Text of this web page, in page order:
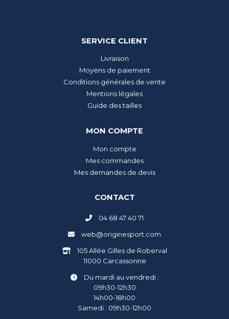
SERVICE CLIENT
Livraison
Moyens de paiement
Conditions générales de vente
Mentions légales
Guide des tailles
MON COMPTE
Mon compte
Mes commandes
Mes demandes de devis
CONTACT
04 68 47 40 71
web@originesport.com
105 Allée Gilles de Roberval
11000 Carcassonne
Du mardi au vendredi :
09h30-12h30
14h00-18h00
Samedi : 09h30-12h00